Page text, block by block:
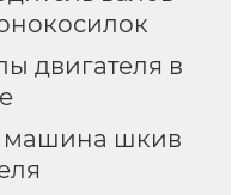
двигателя в
машина шкив